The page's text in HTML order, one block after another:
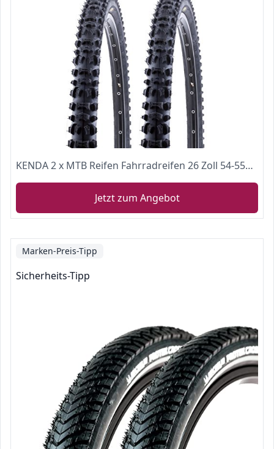
KENDA 2 x MTB Reifen Fahrradreifen 26 Zoll 54-559 26 x 2.10 inklusive 2 x Schlauch mit Autoventil
Jetzt zum Angebot
Marken-Preis-Tipp
Sicherheits-Tipp